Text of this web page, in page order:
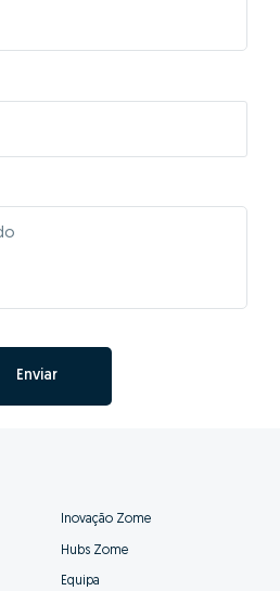
Enviar
Inovação Zome
Hubs Zome
Equipa